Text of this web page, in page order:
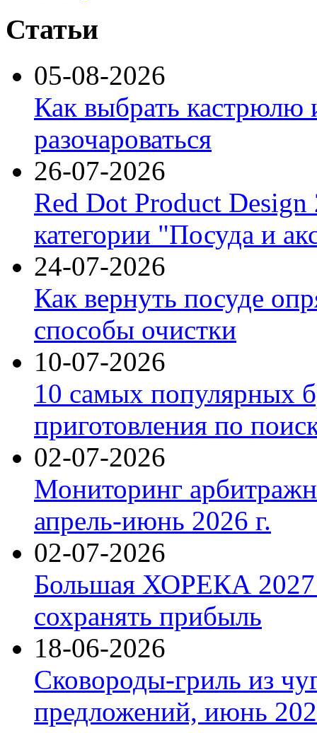
Статьи
05-08-2026
Как выбрать кастрюлю
разочароваться
26-07-2026
Red Dot Product Design
категории "Посуда и
24-07-2026
Как вернуть посуде
способы очистки
10-07-2026
10 самых популярных
приготовления по
02-07-2026
Мониторинг
апрель-июнь 2026 г.
02-07-2026
Большая ХОРЕКА 2027:
сохранять прибыль
18-06-2026
Сковороды-гриль из
предложений, июнь